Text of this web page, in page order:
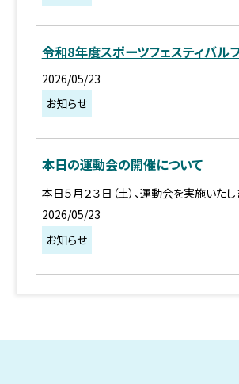
令和8年度スポーツフェスティバル
2026/05/23
お知らせ
本日の運動会の開催について
本日５月２３日（土）、運動会を実施いたし
2026/05/23
お知らせ